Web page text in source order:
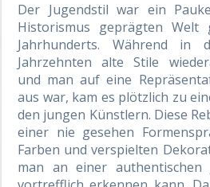
Der Jugendstil war ein
Historismus geprägten Welt
Jahrhunderts. Während in
Jahrzehnten alte Stile
und man auf eine
aus war, kam es plötzlich zu
den jungen Künstlern. Diese
einer nie gesehen
Farben und verspielten
man an einer authentischen